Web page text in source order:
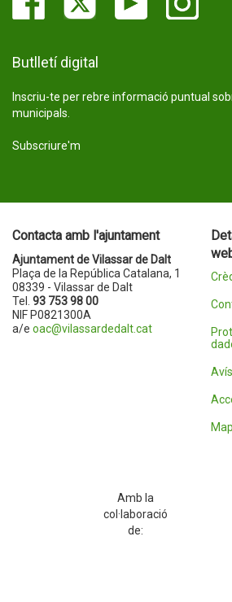
Butlletí digital
Inscriu-te per rebre informació puntual
municipals.
Subscriure'm
Contacta amb l'ajuntament
Ajuntament de Vilassar de Dalt
Plaça de la República Catalana, 1
08339 - Vilassar de Dalt
Tel. 93 753 98 00
NIF P0821300A
a/e oac@vilassardedalt.cat
Amb la
col·laboració
de: